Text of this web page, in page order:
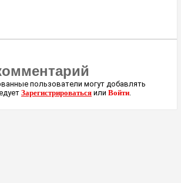
пользователи могут добавлять
Зарегистрироваться или Войти.